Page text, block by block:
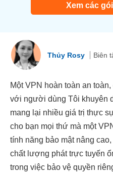
Xem các
Thủy Rosy Biên
Một VPN hoàn toàn an
với người dùng Tôi khuyên
mang lại nhiều giá trị thực
cho bạn mọi thứ mà một
tính năng bảo mật nâng
chất lượng phát trực tuyến
trong việc bảo vệ quyền